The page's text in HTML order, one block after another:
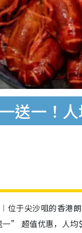
送一！
位于尖沙咀的香港
” 超值优惠，人均